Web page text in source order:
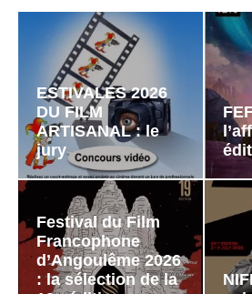
ESTIVALES 2026
DU FILM
ARTISANAL : le
jury
Festival du Film
Francophone
d’Angoulême 2026
: la sélection de la